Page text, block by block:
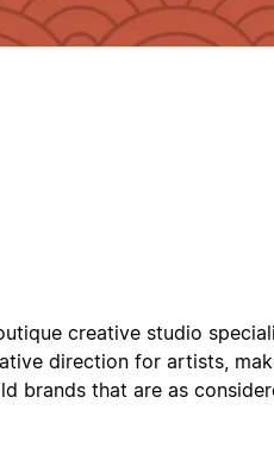
creative studio
direction for artists,
brands that are as